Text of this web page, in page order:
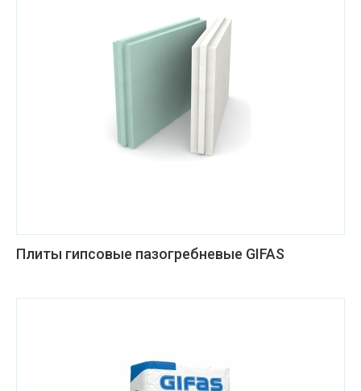
Плиты гипсовые пазогребневые GIFAS